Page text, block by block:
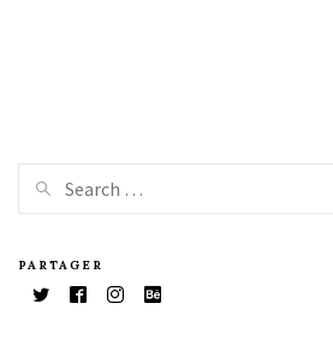
PARTAGER